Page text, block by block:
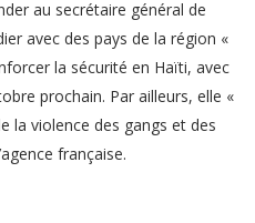
au secrétaire général de
avec des pays de la région «
la sécurité en Haïti, avec
prochain. Par ailleurs, elle «
la violence des gangs et des
française.